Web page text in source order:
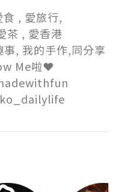
, 愛旅行,
茶 , 愛香港
, 我的手作,同分享
Me啦❤️